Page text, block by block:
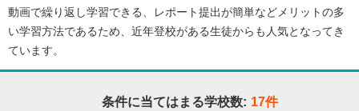
関東 北海道・東北
東海
動画で繰り返し学習できる、レポート提出が簡単などメリットの多
い学習方法であるため、近年登校がある生徒からも人気となってき
ています。
条件に当てはまる学校数: 17件